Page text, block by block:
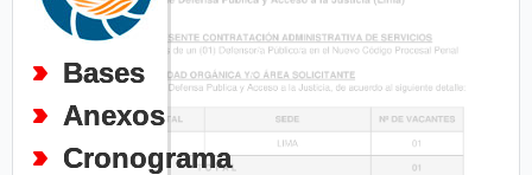
Bases
Anexos
Cronograma